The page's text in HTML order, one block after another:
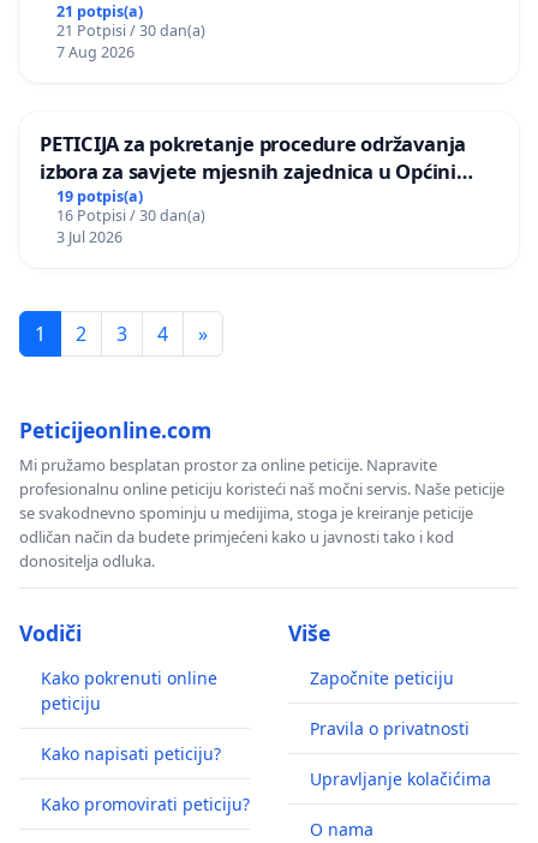
21 potpis(a)
21 Potpisi / 30 dan(a)
7 Aug 2026
PETICIJA za pokretanje procedure održavanja
izbora za savjete mjesnih zajednica u Općini
Bugojno
19 potpis(a)
16 Potpisi / 30 dan(a)
3 Jul 2026
1 2 3 4 »
Peticijeonline.com
Mi pružamo besplatan prostor za online peticije. Napravite
profesionalnu online peticiju koristeći naš močni servis. Naše peticije
se svakodnevno spominju u medijima, stoga je kreiranje peticije
odličan način da budete primjećeni kako u javnosti tako i kod
donositelja odluka.
Vodiči
Kako pokrenuti online
peticiju
Kako napisati peticiju?
Kako promovirati peticiju?
Više
Započnite peticiju
Pravila o privatnosti
Upravljanje kolačićima
O nama